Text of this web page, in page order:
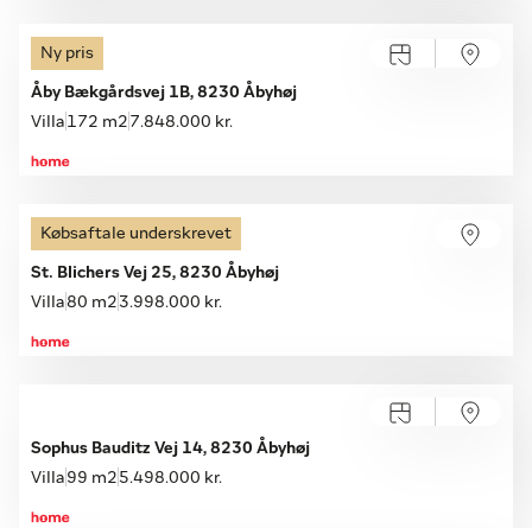
Ny pris
Åby Bækgårdsvej 1B, 8230 Åbyhøj
Villa 172 m2 7.848.000 kr.
Købsaftale underskrevet
St. Blichers Vej 25, 8230 Åbyhøj
Villa80 m2 3.998.000 kr.
Sophus Bauditz Vej 14, 8230 Åbyhøj
Villa 99 m2 5.498.000 kr.